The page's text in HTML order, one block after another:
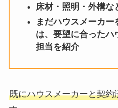
床材・照明・外構な
まだハウスメーカー
は、要望に合ったハ
担当を紹介
既にハウスメーカーと契約